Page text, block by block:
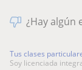
¿Hay algún
Tus clases
soy licenciada